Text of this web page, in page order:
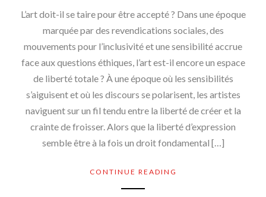
L’art doit-il se taire pour être accepté ? Dans une époque
marquée par des revendications sociales, des
mouvements pour l’inclusivité et une sensibilité accrue
face aux questions éthiques, l’art est-il encore un espace
de liberté totale ? À une époque où les sensibilités
s’aiguisent et où les discours se polarisent, les artistes
naviguent sur un fil tendu entre la liberté de créer et la
crainte de froisser. Alors que la liberté d’expression
semble être à la fois un droit fondamental […]
CONTINUE READING